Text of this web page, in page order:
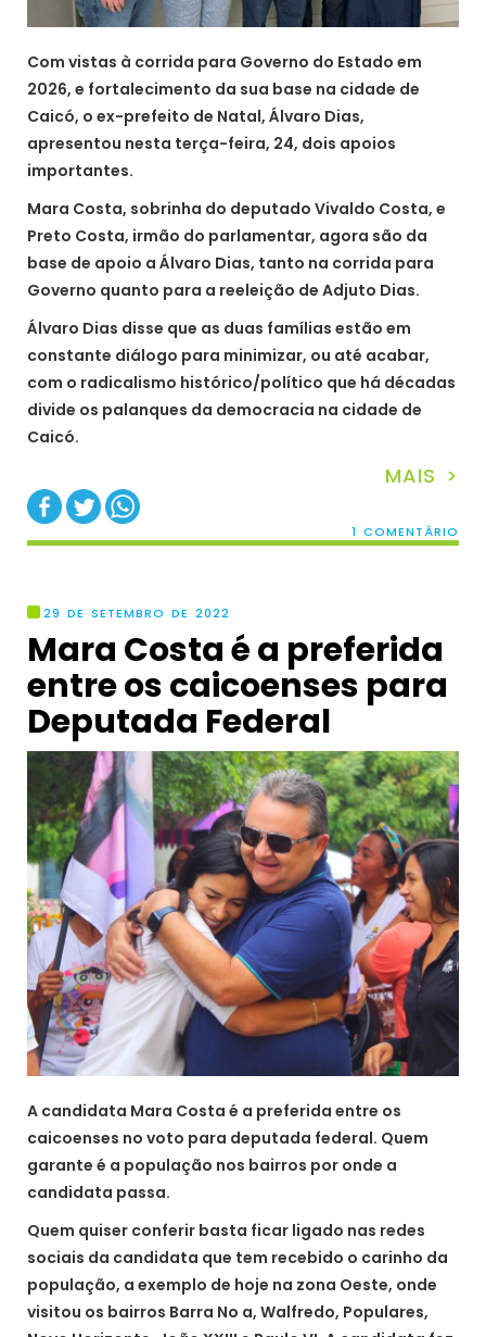
Com vistas à corrida para Governo do Estado em
2026, e fortalecimento da sua base na cidade de
Caicó, o ex-prefeito de Natal, Álvaro Dias,
apresentou nesta terça-feira, 24, dois apoios
importantes.
Mara Costa, sobrinha do deputado Vivaldo Costa, e
Preto Costa, irmão do parlamentar, agora são da
base de apoio a Álvaro Dias, tanto na corrida para
Governo quanto para a reeleição de Adjuto Dias.
Álvaro Dias disse que as duas famílias estão em
constante diálogo para minimizar, ou até acabar,
com o radicalismo histórico/político que há décadas
divide os palanques da democracia na cidade de
Caicó.
MAIS >
1 COMENTÁRIO
29 DE SETEMBRO DE 2022
Mara Costa é a preferida
entre os caicoenses para
Deputada Federal
A candidata Mara Costa é a preferida entre os
caicoenses no voto para deputada federal. Quem
garante é a população nos bairros por onde a
candidata passa.
Quem quiser conferir basta ficar ligado nas redes
sociais da candidata que tem recebido o carinho da
população, a exemplo de hoje na zona Oeste, onde
visitou os bairros Barra No a, Walfredo, Populares,